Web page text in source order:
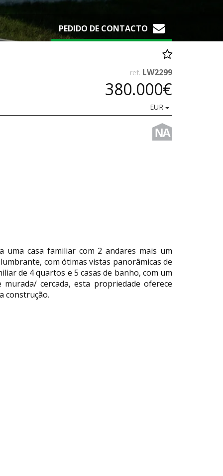
PEDIDO DE CONTACTO
ref. LW2299
380.000€
EUR
NA
casa familiar com 2 andares mais um
com ótimas vistas panorâmicas de
de 4 quartos e 5 casas de banho, com um
cercada, esta propriedade oferece
construção.